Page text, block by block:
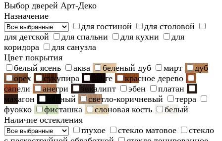
Выбор дверей Арт-Деко
Назначение
для гостиной
для столовой
для детской
для спальни для кухни
для
коридора
для санузла
Цвет покрытия
белый ясень
аква беленый дуб мирт
дуб
орех
сукупира венге
красное дерево
сапели
анегри эвкалипт эбен
платан
махагон
черный светло-коричневый
терра
фуокко
фисташка слоновая кость
белый
Наличие остекления
глухое
стекло матовое
стекло